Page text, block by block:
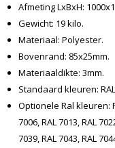
Afmeting LxBxH:
Gewicht: 19 kilo.
Materiaal: Polyester.
Bovenrand: 85x25mm.
Materiaaldikte: 3mm.
Standaard kleuren: RAL
Optionele Ral kleuren:
7006, RAL 7013, RAL
7039, RAL 7043, RAL